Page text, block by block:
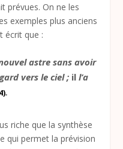
prévues. On ne les
exemples plus anciens
écrit que :
astre sans avoir
vers le ciel ; ill’a
.
riche que la synthèse
qui permet la prévision